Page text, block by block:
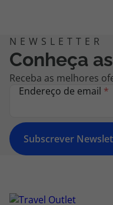
Conheça
Receba as melhores
Endereço de email *
Subscrever